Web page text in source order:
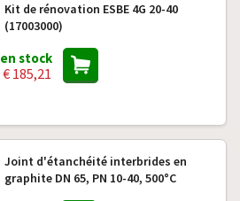
Kit de rénovation ESBE 4G 20-40
(17003000)
en stock
€ 185,21
Joint d'étanchéité interbrides en
graphite DN 65, PN 10-40, 500°C